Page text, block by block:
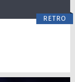
RETRO